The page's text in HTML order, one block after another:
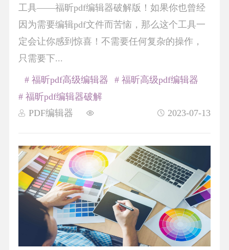
工具——福昕pdf编辑器破解版！如果你也曾经
因为需要编辑pdf文件而苦恼，那么这个工具一
定会让你感到惊喜！不需要任何复杂的操作，
只需要下...
PDF编辑器 2023-07-13
# 福昕pdf高级编辑器
# 福昕高级pdf编辑器
# 福昕pdf编辑器破解